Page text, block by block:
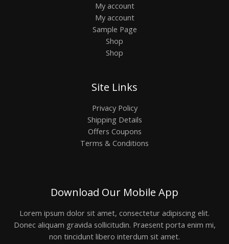
My account
My account
Sample Page
Shop
Shop
Site Links
Privacy Policy
Shipping Details
Offers Coupons
Terms & Conditions
Download Our Mobile App
Lorem ipsum dolor sit amet, consectetur adipiscing elit.
Donec aliquam gravida sollicitudin. Praesent porta enim mi,
non tincidunt libero interdum sit amet.